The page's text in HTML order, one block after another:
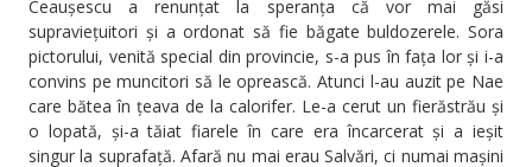
Ceaușescu a renunțat la speranța că vor mai găsi
supraviețuitori și a ordonat să fie băgate buldozerele. Sora
pictorului, venită special din provincie, s-a pus în fața lor și i-a
convins pe muncitori să le oprească. Atunci l-au auzit pe Nae
care bătea în țeava de la calorifer. Le-a cerut un fierăstrău și
o lopată, și-a tăiat fiarele în care era încarcerat și a ieșit
singur la suprafață. Afară nu mai erau Salvări, ci numai mașini